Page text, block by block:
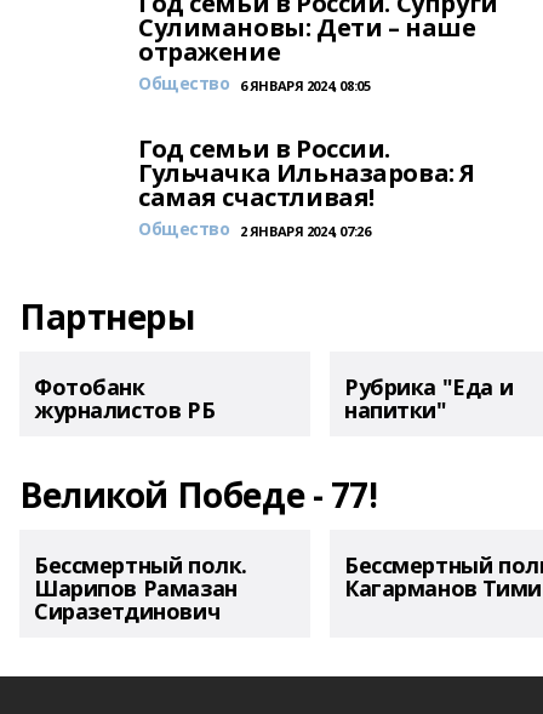
Сулимановы: Дети – наше
отражение
Общество 6 ЯНВАРЯ 2024, 08:05
Год семьи в России.
Гульчачка Ильназарова: Я
самая счастливая!
Общество 2 ЯНВАРЯ 2024, 07:26
Партнеры
Фотобанк
журналистов РБ
Рубрика "Еда и
напитки"
Великой Победе - 77!
Бессмертный полк.
Шарипов Рамазан
Сиразетдинович
Бессмертный
Кагарманов